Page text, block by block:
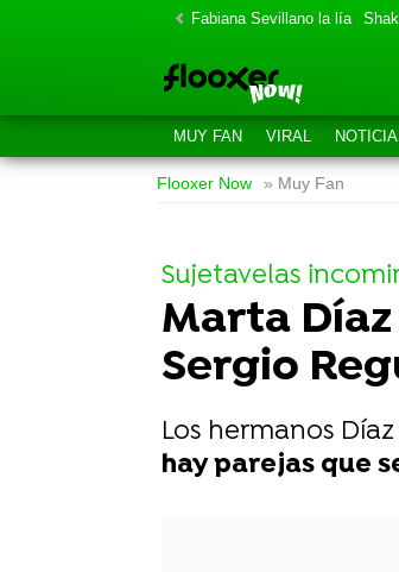
Fabiana Sevillano la lía
MUY FAN VIRAL
Flooxer Now » Muy Fan
Sujetavelas
Marta
Sergio
Los hermanos
hay parejas que